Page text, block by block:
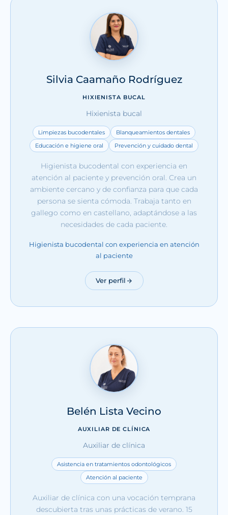
Silvia Caamaño Rodríguez
HIXIENISTA BUCAL
Hixienista bucal
Limpiezas bucodentales
Blanqueamientos dentales
Educación e higiene oral
Prevención y cuidado dental
Higienista bucodental con experiencia en
atención al paciente y prevención oral. Crea un
ambiente cercano y de confianza para que cada
persona se sienta cómoda. Trabaja tanto en
gallego como en castellano, adaptándose a las
necesidades de cada paciente.
Higienista bucodental con experiencia en atención
al paciente
Ver perfil
Belén Lista Vecino
AUXILIAR DE CLÍNICA
Auxiliar de clínica
Asistencia en tratamientos odontológicos
Atención al paciente
Auxiliar de clínica con una vocación temprana
descubierta tras unas prácticas de verano. 15